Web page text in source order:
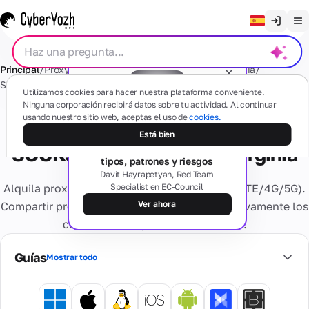
English
Русский
Українська
Español
Português
繁體中文
Tiếng Việt
Proxies
(4G/5G)
Basado en
móviles
reales
Privado
Dedicado
Dispositivo
Residencial
de internet
múltiples geo
SMS
Números
residenciales
Olvídate de los
problemas de
bloqueos
Números
virtuales
Tarjetas
Virtuales
bancarias
Servicios
Comprobación
Información
Principal/Proxy/Proxy Móvil Compartido/EE.UU./Virginia/
SOCKS5+HTTP
Proxies compartidos móviles 5G
SOCKS5+HTTP - EE.UU. Virginia
Alquila proxies móviles compartidos fiables (LTE/4G/5G).
Compartir proxies te permite reducir significativamente los
costos sin comprometer la calidad.
GuíasMostrar todo
Borrar chat
¿Alguna pregunta?
Utilizamos cookies para hacer nuestra plataforma conveniente.
Ninguna corporación recibirá datos sobre tu actividad. Al continuar
usando nuestro sitio web, aceptas el uso decookies.
Está bien
Seminario web gratuito
El lado oscuro de los proxies:
tipos, patrones y riesgos
Davit Hayrapetyan, Red Team
Specialist en EC-Council
Ver ahora